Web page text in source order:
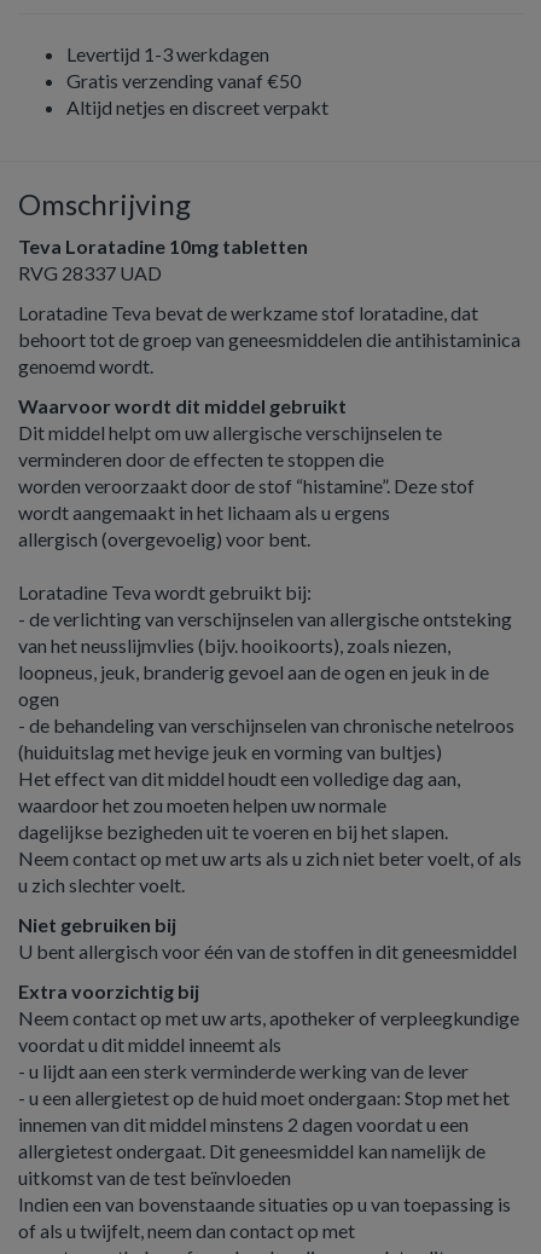
Levertijd 1-3 werkdagen
Gratis verzending vanaf €50
Altijd netjes en discreet verpakt
Omschrijving
Teva Loratadine 10mg tabletten
RVG 28337 UAD
Loratadine Teva bevat de werkzame stof loratadine, dat
behoort tot de groep van geneesmiddelen die antihistaminica
genoemd wordt.
Waarvoor wordt dit middel gebruikt
Dit middel helpt om uw allergische verschijnselen te
verminderen door de effecten te stoppen die
worden veroorzaakt door de stof “histamine”. Deze stof
wordt aangemaakt in het lichaam als u ergens
allergisch (overgevoelig) voor bent.
Loratadine Teva wordt gebruikt bij:
- de verlichting van verschijnselen van allergische ontsteking
van het neusslijmvlies (bijv. hooikoorts), zoals niezen,
loopneus, jeuk, branderig gevoel aan de ogen en jeuk in de
ogen
- de behandeling van verschijnselen van chronische netelroos
(huiduitslag met hevige jeuk en vorming van bultjes)
Het effect van dit middel houdt een volledige dag aan,
waardoor het zou moeten helpen uw normale
dagelijkse bezigheden uit te voeren en bij het slapen.
Neem contact op met uw arts als u zich niet beter voelt, of als
u zich slechter voelt.
Niet gebruiken bij
U bent allergisch voor één van de stoffen in dit geneesmiddel
Extra voorzichtig bij
Neem contact op met uw arts, apotheker of verpleegkundige
voordat u dit middel inneemt als
- u lijdt aan een sterk verminderde werking van de lever
- u een allergietest op de huid moet ondergaan: Stop met het
innemen van dit middel minstens 2 dagen voordat u een
allergietest ondergaat. Dit geneesmiddel kan namelijk de
uitkomst van de test beïnvloeden
Indien een van bovenstaande situaties op u van toepassing is
of als u twijfelt, neem dan contact op met